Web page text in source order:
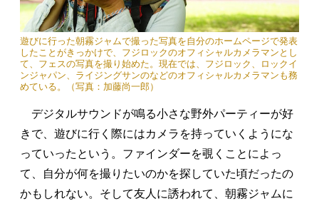
遊びに行った朝霧ジャムで撮った写真を自分のホームページで発表
したことがきっかけで、フジロックのオフィシャルカメラマンとし
て、フェスの写真を撮り始めた。現在では、フジロック、ロックイ
ンジャパン、ライジングサンのなどのオフィシャルカメラマンも務
めている。（写真：加藤尚一郎）
デジタルサウンドが鳴る小さな野外パーティーが好
きで、遊びに行く際にはカメラを持っていくようにな
っていったという。ファインダーを覗くことによっ
て、自分が何を撮りたいのかを探していた頃だったの
かもしれない。そして友人に誘われて、朝霧ジャムに